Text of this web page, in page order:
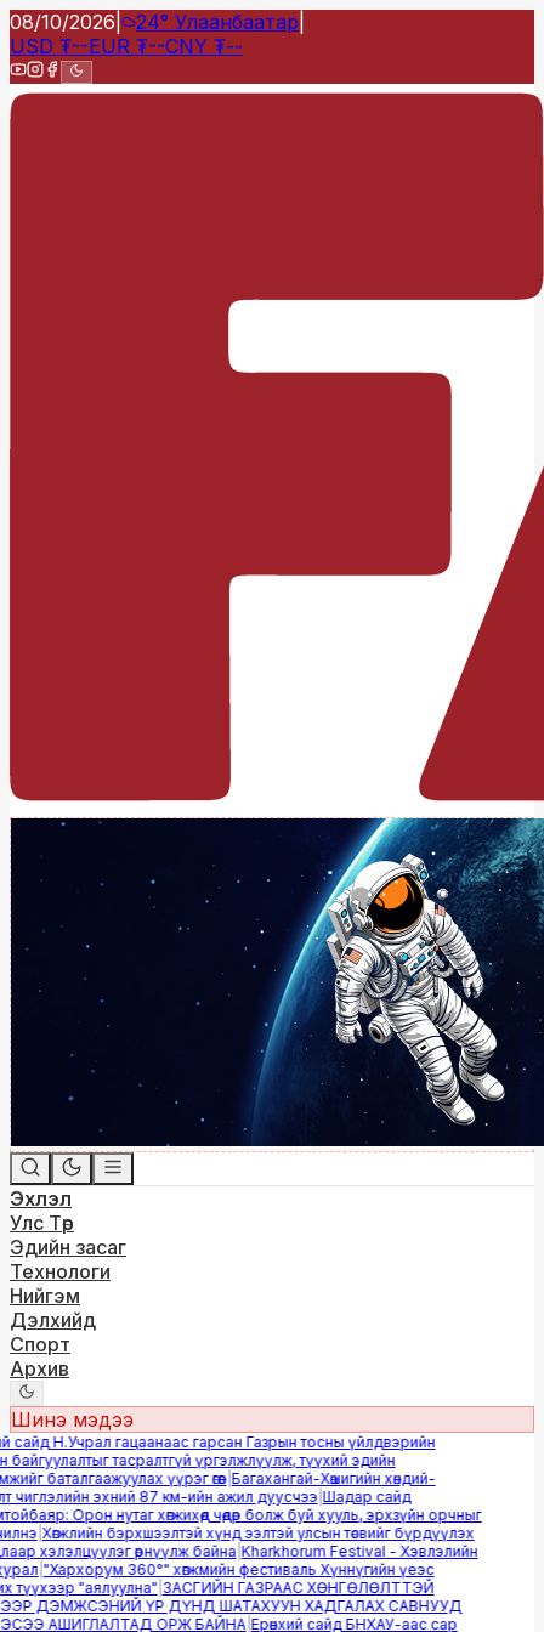
08/10/2026 24° Улаанбаатар
USD ₮--EUR ₮--CNY ₮--
Эхлэл
Улс Төр
Эдийн засаг
Технологи
Нийгэм
Дэлхийд
Спорт
Архив
Шинэ мэдээ
сайд Н.Учрал гацаанаас гарсан Газрын тосны үйлдвэрийн
тасралтгүй үргэлжлүүлж, түүхий эдийн
баталгаажуулах үүрэг өгөв|Багахангай-Хөшигийн хөндий-
эхний 87 км-ийн ажил дуусчээ|Шадар сайд
Орон нутаг хөгжихөд чөдөр болж буй хууль, эрхзүйн орчныг
|Хөгжлийн бэрхшээлтэй хүнд ээлтэй улсын төсвийг бүрдүүлэх
хэлэлцүүлэг өрнүүлж байна|Kharkhorum Festival - Хэвлэлийн
|"Хархорум 360°" хөгжмийн фестиваль Хүннүгийн үеэс
"аялуулна"|ЗАСГИЙН ГАЗРААС ХӨНГӨЛӨЛТТЭЙ
ДЭМЖСЭНИЙ ҮР ДҮНД ШАТАХУУН ХАДГАЛАХ САВНУУД
АШИГЛАЛТАД ОРЖ БАЙНА|Ерөнхий сайд БНХАУ-аас сар